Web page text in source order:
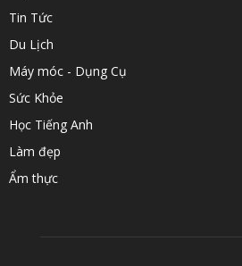
Tin Tức
Du Lịch
Máy móc - Dụng Cụ
Sức Khỏe
Học Tiếng Anh
Làm đẹp
Ẩm thực